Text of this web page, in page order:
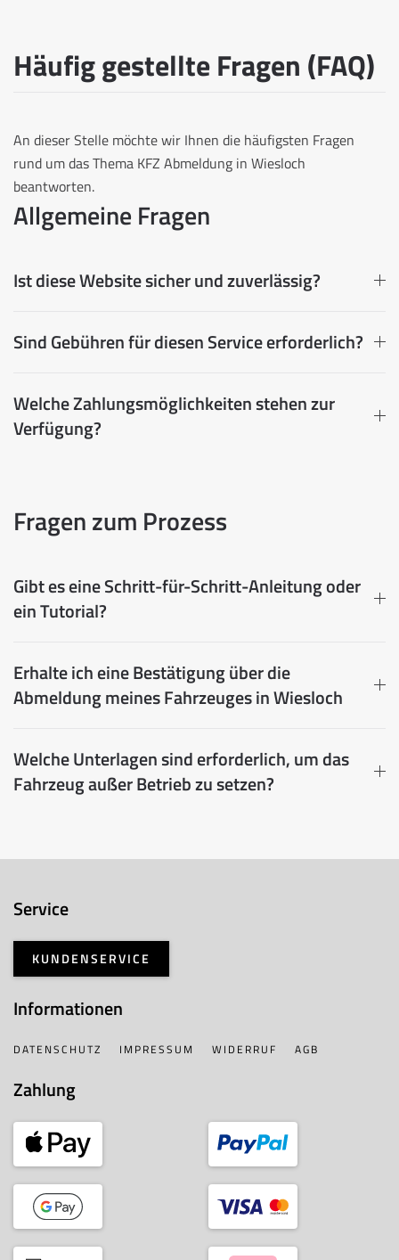
Häufig gestellte Fragen (FAQ)
An dieser Stelle möchte wir Ihnen die häufigsten Fragen
rund um das Thema KFZ Abmeldung in Wiesloch
beantworten.
Allgemeine Fragen
Ist diese Website sicher und zuverlässig?
Sind Gebühren für diesen Service erforderlich?
Welche Zahlungsmöglichkeiten stehen zur
Verfügung?
Fragen zum Prozess
Gibt es eine Schritt-für-Schritt-Anleitung oder
ein Tutorial?
Erhalte ich eine Bestätigung über die
Abmeldung meines Fahrzeuges in Wiesloch
Welche Unterlagen sind erforderlich, um das
Fahrzeug außer Betrieb zu setzen?
Service
KUNDENSERVICE
Informationen
DATENSCHUTZ IMPRESSUM WIDERRUF AGB
Zahlung